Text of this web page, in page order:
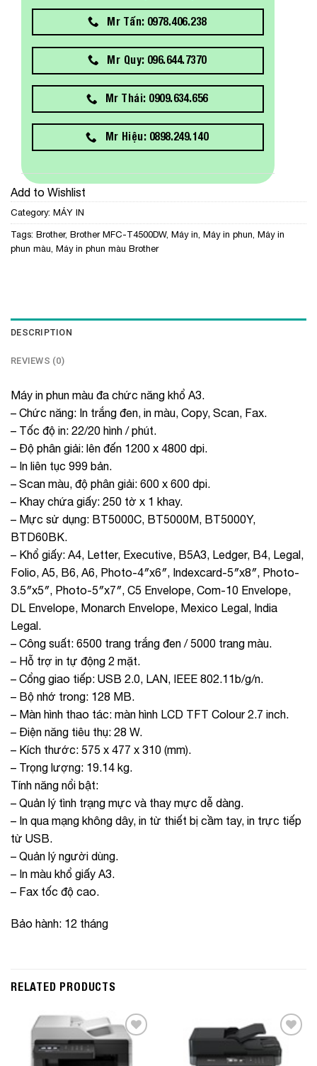
Mr Tấn: 0978.406.238
Mr Quy: 096.644.7370
Mr Thái: 0909.634.656
Mr Hiệu: 0898.249.140
Add to Wishlist
Category: MÁY IN
Tags: Brother, Brother MFC-T4500DW, Máy in Máy in phun Máy in
phun màu Máy in phun màu Brother
DESCRIPTION
REVIEWS (0)
Máy in phun màu đa chức năng khổ A3.
– Chức năng: In trắng đen, in màu, Copy, Scan, Fax.
– Tốc độ in: 22/20 hình / phút.
– Độ phân giải: lên đến 1200 x 4800 dpi.
– In liên tục 999 bản.
– Scan màu, độ phân giải: 600 x 600 dpi.
– Khay chứa giấy: 250 tờ x 1 khay.
– Mực sử dụng: BT5000C, BT5000M, BT5000Y,
BTD60BK.
– Khổ giấy: A4, Letter, Executive, B5A3, Ledger, B4, Legal,
Folio, A5, B6, A6, Photo-4″x6″, Indexcard-5″x8″, Photo-
3.5″x5″, Photo-5″x7″, C5 Envelope, Com-10 Envelope,
DL Envelope, Monarch Envelope, Mexico Legal, India
Legal.
– Công suất: 6500 trang trắng đen / 5000 trang màu.
– Hỗ trợ in tự động 2 mặt.
– Cổng giao tiếp: USB 2.0, LAN, IEEE 802.11b/g/n.
– Bộ nhớ trong: 128 MB.
– Màn hình thao tác: màn hình LCD TFT Colour 2.7 inch.
– Điện năng tiêu thụ: 28 W.
– Kích thước: 575 x 477 x 310 (mm).
– Trọng lượng: 19.14 kg.
Tính năng nổi bật:
– Quản lý tình trạng mực và thay mực dễ dàng.
– In qua mạng không dây, in từ thiết bị cầm tay, in trực tiếp
từ USB.
– Quản lý người dùng.
– In màu khổ giấy A3.
– Fax tốc độ cao.
Bảo hành: 12 tháng
RELATED PRODUCTS
Add to
Wishlist
Add to
Wishlist